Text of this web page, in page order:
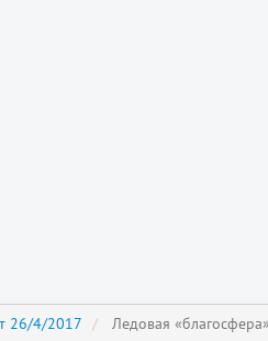
26/4/2017 Ледовая «благосфера»